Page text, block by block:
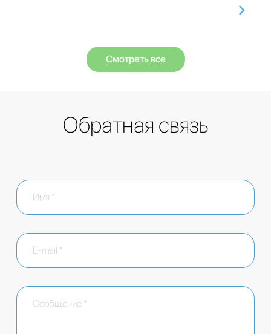
Смотреть все
Обратная связь